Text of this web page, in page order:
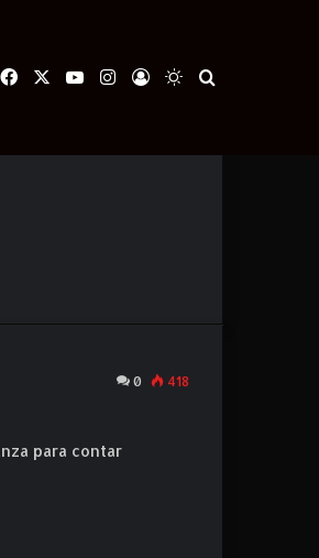
FacebookYouTubeInstagram
Iniciar Sesión
Switch skin
0 418
para contar